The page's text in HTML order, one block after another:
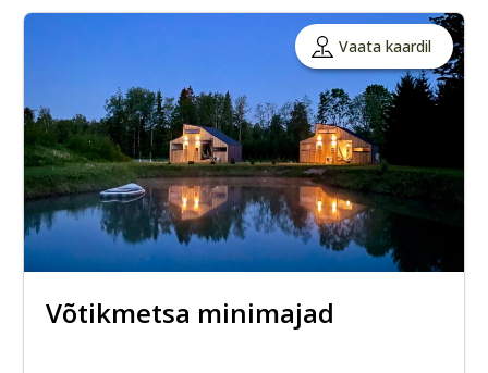
Vaata kaardil
Võtikmetsa minimajad